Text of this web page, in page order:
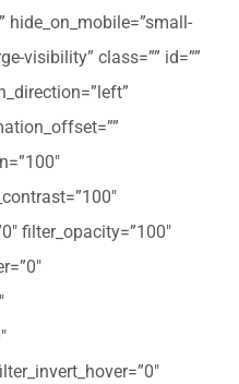
hide_on_mobile=”small-
visibility” class=”” id=””
filter_opacity=”100″